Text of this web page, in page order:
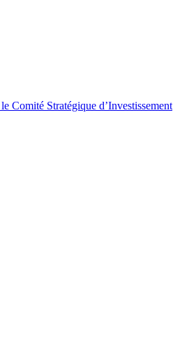
Comité Stratégique d’Investissement